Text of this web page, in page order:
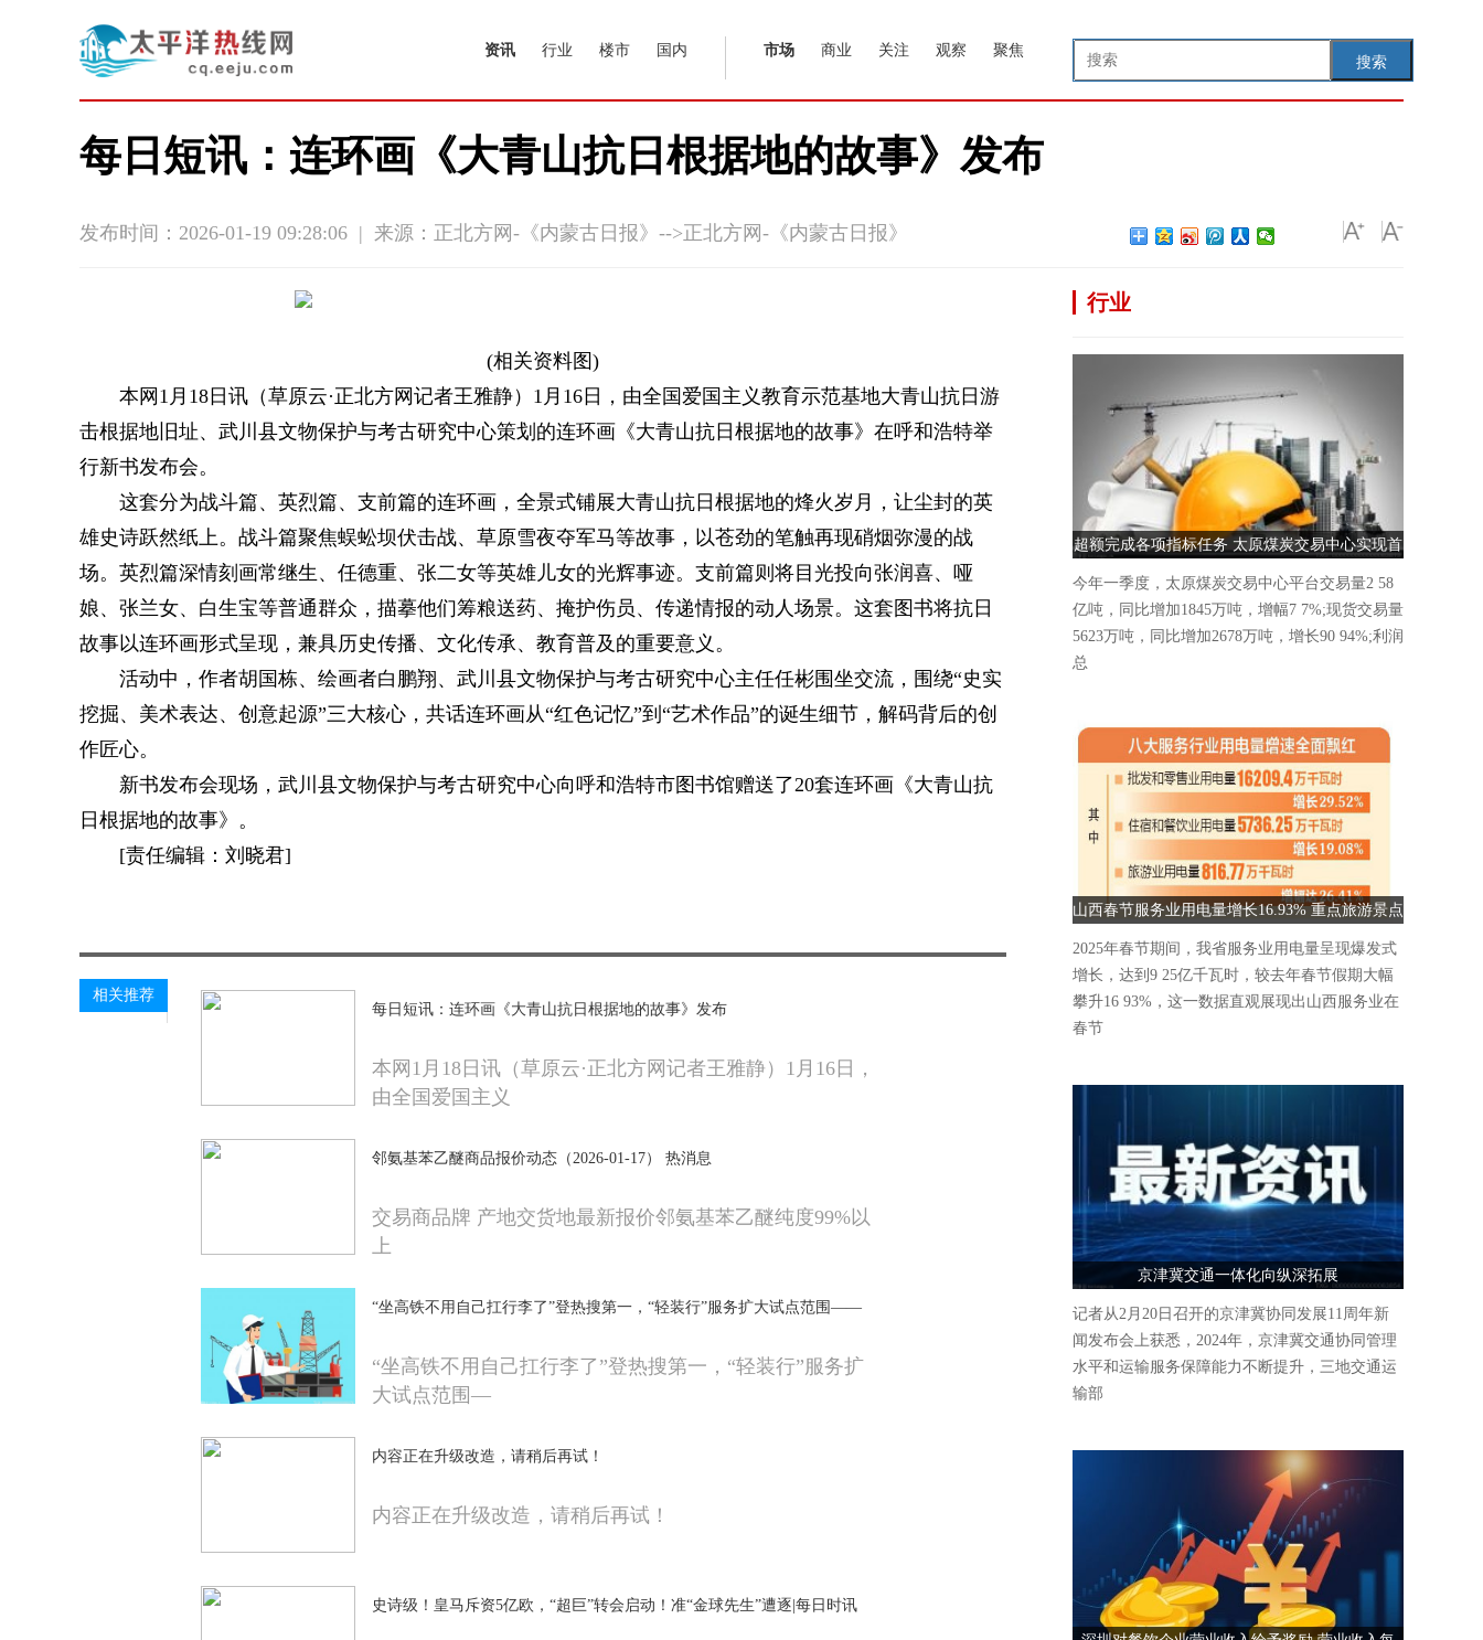
搜索
资讯 行业 楼市 国内 市场 商业 关注 观察 聚焦
每日短讯：连环画《大青山抗日根据地的故事》发布
发布时间：2026-01-19 09:28:06 | 来源：正北方网-《内蒙古日报》-->正北方网-《内蒙古日报》
(相关资料图)
本网1月18日讯（草原云·正北方网记者王雅静）1月16日，由全国爱国主义教育示范基地大青山抗日游
击根据地旧址、武川县文物保护与考古研究中心策划的连环画《大青山抗日根据地的故事》在呼和浩特举
行新书发布会。
这套分为战斗篇、英烈篇、支前篇的连环画，全景式铺展大青山抗日根据地的烽火岁月，让尘封的英
雄史诗跃然纸上。战斗篇聚焦蜈蚣坝伏击战、草原雪夜夺军马等故事，以苍劲的笔触再现硝烟弥漫的战
场。英烈篇深情刻画常继生、任德重、张二女等英雄儿女的光辉事迹。支前篇则将目光投向张润喜、哑
娘、张兰女、白生宝等普通群众，描摹他们筹粮送药、掩护伤员、传递情报的动人场景。这套图书将抗日
故事以连环画形式呈现，兼具历史传播、文化传承、教育普及的重要意义。
活动中，作者胡国栋、绘画者白鹏翔、武川县文物保护与考古研究中心主任任彬围坐交流，围绕“史实
挖掘、美术表达、创意起源”三大核心，共话连环画从“红色记忆”到“艺术作品”的诞生细节，解码背后的创
作匠心。
新书发布会现场，武川县文物保护与考古研究中心向呼和浩特市图书馆赠送了20套连环画《大青山抗
日根据地的故事》。
[责任编辑：刘晓君]
相关推荐
每日短讯：连环画《大青山抗日根据地的故事》发布
本网1月18日讯（草原云·正北方网记者王雅静）1月16日，
由全国爱国主义
邻氨基苯乙醚商品报价动态（2026-01-17） 热消息
交易商品牌 产地交货地最新报价邻氨基苯乙醚纯度99%以
上
“坐高铁不用自己扛行李了”登热搜第一，“轻装行”服务扩大试点范围——
“坐高铁不用自己扛行李了”登热搜第一，“轻装行”服务扩
大试点范围—
内容正在升级改造，请稍后再试！
内容正在升级改造，请稍后再试！
史诗级！皇马斥资5亿欧，“超巨”转会启动！准“金球先生”遭逐|每日时讯
行业
超额完成各项指标任务 太原煤炭交易中心实现首
季“开门红”
今年一季度，太原煤炭交易中心平台交易量2 58
亿吨，同比增加1845万吨，增幅7 7%;现货交易量
5623万吨，同比增加2678万吨，增长90 94%;利润
总
山西春节服务业用电量增长16.93% 重点旅游景点
人气爆棚
2025年春节期间，我省服务业用电量呈现爆发式
增长，达到9 25亿千瓦时，较去年春节假期大幅
攀升16 93%，这一数据直观展现出山西服务业在
春节
京津冀交通一体化向纵深拓展
记者从2月20日召开的京津冀协同发展11周年新
闻发布会上获悉，2024年，京津冀交通协同管理
水平和运输服务保障能力不断提升，三地交通运
输部